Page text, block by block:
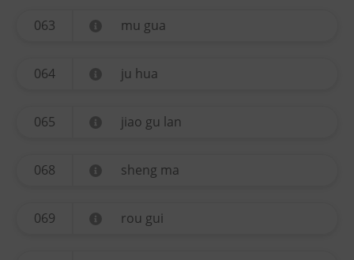
063 mu gua
064 ju hua
065 jiao gu lan
068 sheng ma
069 rou gui